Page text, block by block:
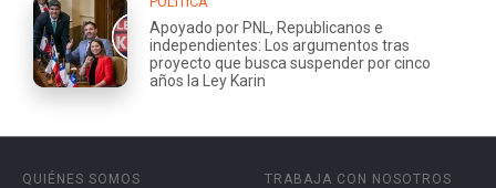
Apoyado por PNL, Republicanos e
independientes: Los argumentos tras
proyecto que busca suspender por cinco
años la Ley Karin
QUIÉNES SOMOS
TRABAJA CON NOSOTROS